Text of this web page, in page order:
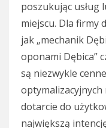
poszukując
miejscu. Dla firmy
jak „mechanik
oponami Dębica”
są niezwykle
optymalizacyjnych
dotarcie do
największą